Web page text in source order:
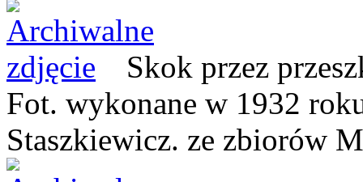
Skok przez
Fot. wykonane w 1932
Staszkiewicz. ze zbiorów